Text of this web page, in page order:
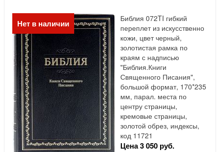
Нет в наличии
Библия 072TI гибкий
переплет из искусственно
кожи, цвет черный,
золотистая рамка по
краям с надписью
"Библия.Книги
Священного Писания",
большой формат, 170*235
мм, парал. места по
центру страницы,
кремовые страницы,
золотой обрез, индексы,
код 11721
Цена 3 050 руб.